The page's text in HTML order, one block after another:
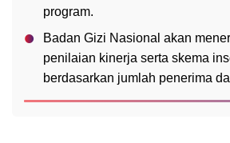
program.
Badan Gizi Nasional akan
penilaian kinerja serta skema
berdasarkan jumlah penerima